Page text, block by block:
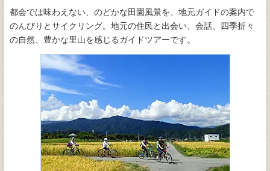
都会では味わえない、のどかな田園風景を、地元ガイドの案内で
のんびりとサイクリング。地元の住民と出会い、会話、四季折々
の自然、豊かな里山を感じるガイドツアーです。